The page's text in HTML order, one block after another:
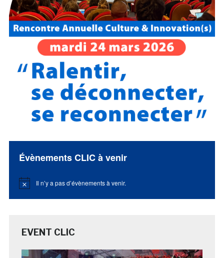
Évènements CLIC à venir
Notice Il n’y a pas d’évènements à venir.
EVENT CLIC